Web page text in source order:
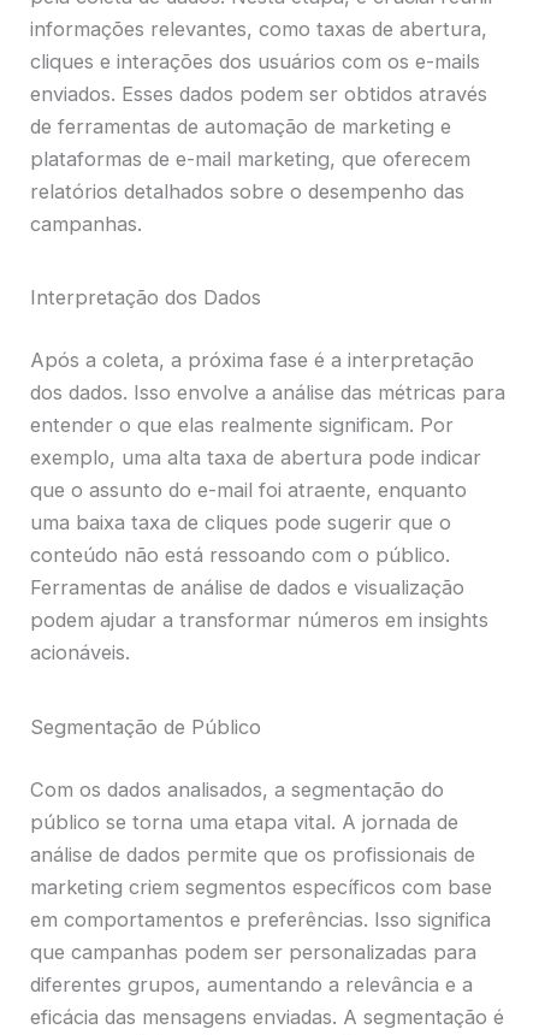
informações relevantes, como taxas de abertura,
cliques e interações dos usuários com os e-mails
enviados. Esses dados podem ser obtidos através
de ferramentas de automação de marketing e
plataformas de e-mail marketing, que oferecem
relatórios detalhados sobre o desempenho das
campanhas.
Interpretação dos Dados
Após a coleta, a próxima fase é a interpretação
dos dados. Isso envolve a análise das métricas para
entender o que elas realmente significam. Por
exemplo, uma alta taxa de abertura pode indicar
que o assunto do e-mail foi atraente, enquanto
uma baixa taxa de cliques pode sugerir que o
conteúdo não está ressoando com o público.
Ferramentas de análise de dados e visualização
podem ajudar a transformar números em insights
acionáveis.
Segmentação de Público
Com os dados analisados, a segmentação do
público se torna uma etapa vital. A jornada de
análise de dados permite que os profissionais de
marketing criem segmentos específicos com base
em comportamentos e preferências. Isso significa
que campanhas podem ser personalizadas para
diferentes grupos, aumentando a relevância e a
eficácia das mensagens enviadas. A segmentação é